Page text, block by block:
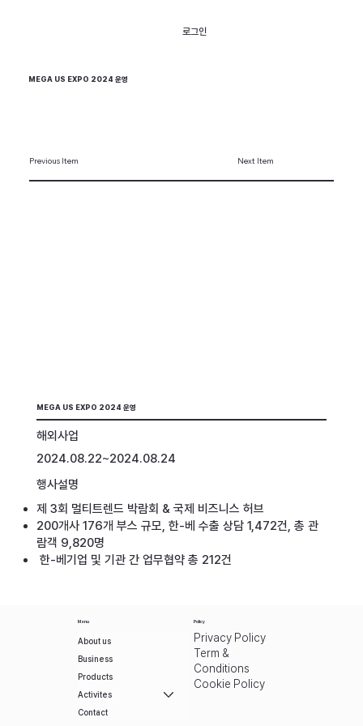
로그인
MEGA US EXPO 2024 운영
Previous Item Next Item
MEGA US EXPO 2024 운영
해외사업
2024.08.22~2024.08.24
행사설명
제 3회 멀티트렌드 박람회 & 국제 비즈니스 허브
200개사 176개 부스 규모, 한-베 수출 상담 1,472건, 총 관
람객 9,820명
한-베기업 및 기관 간 업무협약 총 212건
Menu
About us
Business
Products
Activites
Contact
Policy
Privacy Policy
Term &
Conditions
Cookie Policy